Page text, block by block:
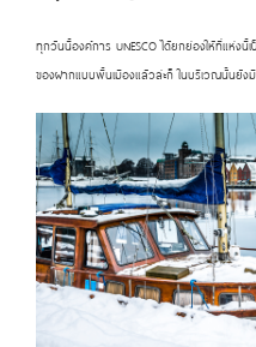
ทุกวันนี้องค์การ UNESCO ได้ยกย่องให้ที่แห่งนี้
ของฝากแบบพื้นเมืองแล้วล่ะก็ ในบริเวณนั้นยั